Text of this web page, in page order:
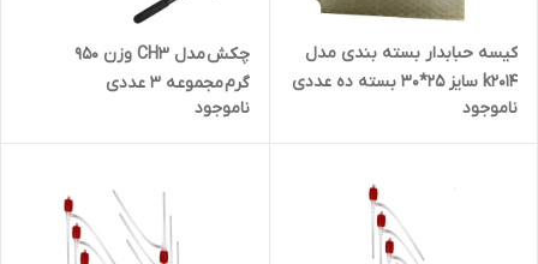
کیسه حبابدار بسته بندی مدل
k2014 سایز 25*30 بسته ده عددی
ناموجود
چکش مدل CH3 وزن 950
گرم مجموعه 3 عددی
ناموجود